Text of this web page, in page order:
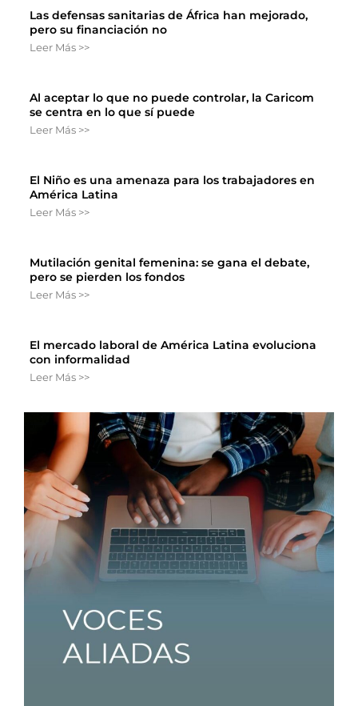
Las defensas sanitarias de África han mejorado,
pero su financiación no
Leer Más >>
Al aceptar lo que no puede controlar, la Caricom
se centra en lo que sí puede
Leer Más >>
El Niño es una amenaza para los trabajadores en
América Latina
Leer Más >>
Mutilación genital femenina: se gana el debate,
pero se pierden los fondos
Leer Más >>
El mercado laboral de América Latina evoluciona
con informalidad
Leer Más >>